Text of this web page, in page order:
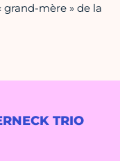
TRIO
mère » de la